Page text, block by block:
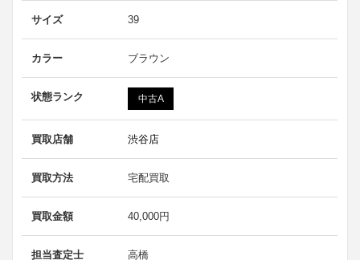
サイズ 39
カラー ブラウン
状態ランク 中古A
買取店舗 渋谷店
買取方法 宅配買取
買取金額 40,000円
担当査定士 高橋